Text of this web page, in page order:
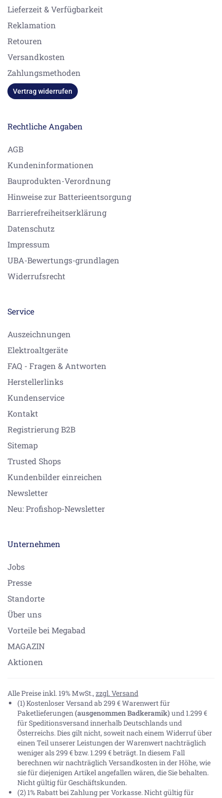
Lieferzeit & Verfügbarkeit
Reklamation
Retouren
Versandkosten
Zahlungsmethoden
Vertrag widerrufen
Rechtliche Angaben
AGB
Kundeninformationen
Bauprodukten-Verordnung
Hinweise zur Batterieentsorgung
Barrierefreiheitserklärung
Datenschutz
Impressum
UBA-Bewertungs-grundlagen
Widerrufsrecht
Service
Auszeichnungen
Elektroaltgeräte
FAQ - Fragen & Antworten
Herstellerlinks
Kundenservice
Kontakt
Registrierung B2B
Sitemap
Trusted Shops
Kundenbilder einreichen
Newsletter
Neu: Profishop-Newsletter
Unternehmen
Jobs
Presse
Standorte
Über uns
Vorteile bei Megabad
MAGAZIN
Aktionen
Alle Preise inkl. 19% MwSt., zzgl. Versand
(1) Kostenloser Versand ab 299 € Warenwert für
Paketlieferungen(ausgenommen Badkeramik) und 1.299 €
für Speditionsversand innerhalb Deutschlands und
Österreichs. Dies gilt nicht, soweit nach einem Widerruf über
einen Teil unserer Leistungen der Warenwert nachträglich
weniger als 299 € bzw. 1.299 € beträgt. In diesem Fall
berechnen wir nachträglich Versandkosten in der Höhe, wie
sie für diejenigen Artikel angefallen wären, die Sie behalten.
Nicht gültig für Geschäftskunden.
(2) 1% Rabatt bei Zahlung per Vorkasse. Nicht gültig für